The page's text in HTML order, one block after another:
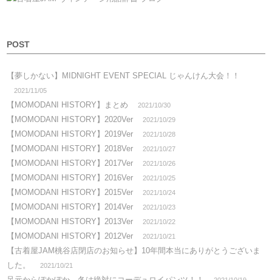
POST
【夢しかない】MIDNIGHT EVENT SPECIAL じゃんけん大会！！
2021/11/05
【MOMODANI HISTORY】まとめ 2021/10/30
【MOMODANI HISTORY】2020Ver 2021/10/29
【MOMODANI HISTORY】2019Ver 2021/10/28
【MOMODANI HISTORY】2018Ver 2021/10/27
【MOMODANI HISTORY】2017Ver 2021/10/26
【MOMODANI HISTORY】2016Ver 2021/10/25
【MOMODANI HISTORY】2015Ver 2021/10/24
【MOMODANI HISTORY】2014Ver 2021/10/23
【MOMODANI HISTORY】2013Ver 2021/10/22
【MOMODANI HISTORY】2012Ver 2021/10/21
【古着屋JAM桃谷店閉店のお知らせ】10年間本当にありがとうございま
した。
2021/10/21